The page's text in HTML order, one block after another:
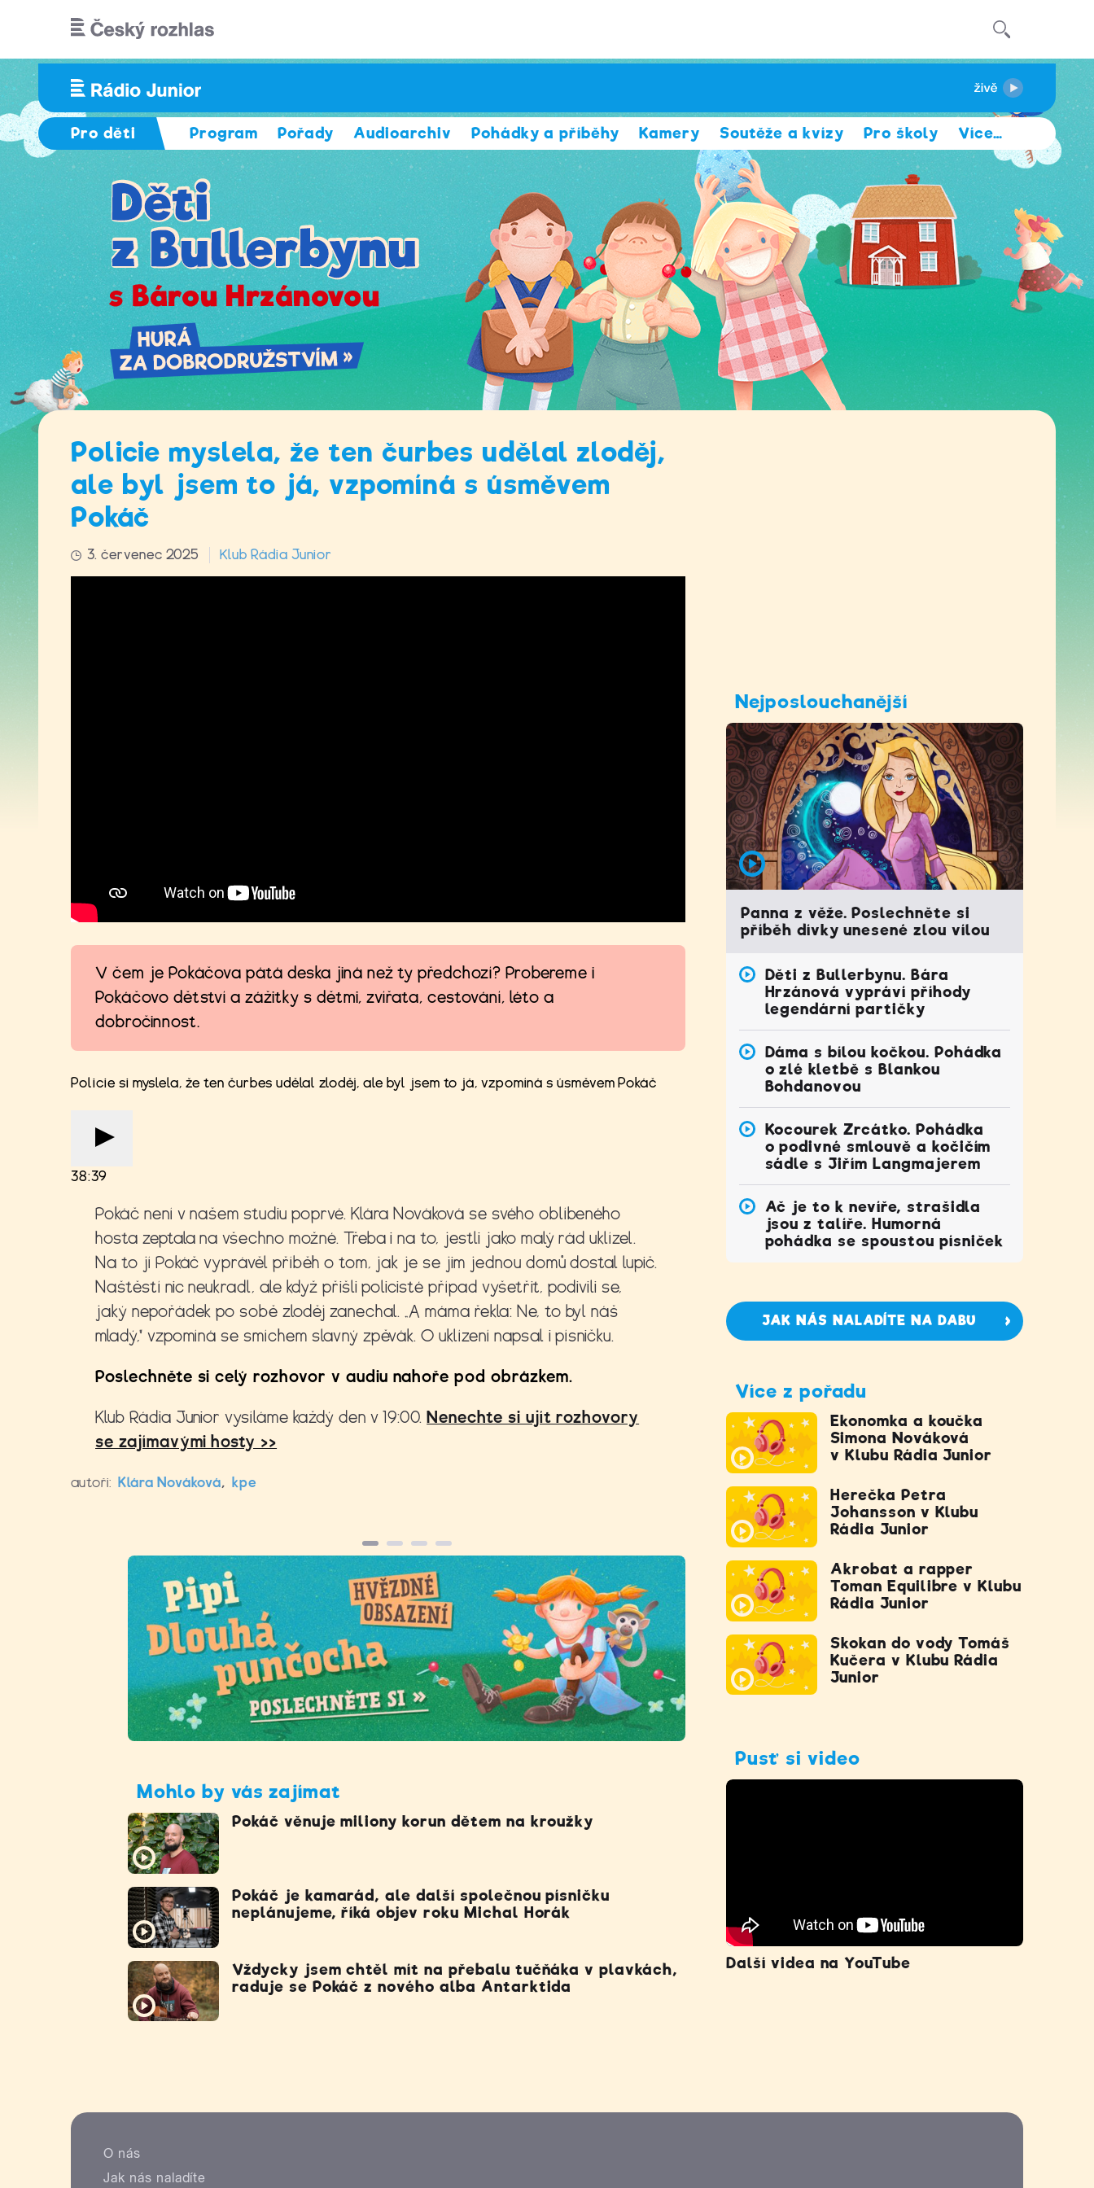
Pro děti Program Pořady Audioarchiv Pohádky a příběhy Kamery Soutěže a kvízy Pro školy Více…
Policie myslela, že ten čurbes udělal zloděj,
ale byl jsem to já, vzpomíná s úsměvem
Pokáč
3. červenec 2025 Klub Rádia Junior
V čem je Pokáčova pátá deska jiná než ty předchozí? Probereme i
Pokáčovo dětství a zážitky s dětmi, zvířata, cestování, léto a
dobročinnost.
Policie si myslela, že ten čurbes udělal zloděj, ale byl jsem to já, vzpomíná s úsměvem Pokáč
38:39
Pokáč není v našem studiu poprvé. Klára Nováková se svého oblíbeného
hosta zeptala na všechno možné. Třeba i na to, jestli jako malý rád uklízel.
Na to jí Pokáč vyprávěl příběh o tom, jak je se jim jednou domů dostal lupič.
Naštěstí nic neukradl, ale když přišli policisté případ vyšetřit, podivili se,
jaký nepořádek po sobě zloděj zanechal. „A máma řekla: Ne, to byl náš
mladý," vzpomíná se smíchem slavný zpěvák. O uklízení napsal i písničku.
Poslechněte si celý rozhovor v audiu nahoře pod obrázkem.
Klub Rádia Junior vysíláme každý den v 19:00.Nenechte si ujít rozhovory
se zajímavými hosty >>
autoři: Klára Nováková, kpe
Mohlo by vás zajímat
Pokáč věnuje miliony korun dětem na kroužky
Pokáč je kamarád, ale další společnou písničku
neplánujeme, říká objev roku Michal Horák
Vždycky jsem chtěl mít na přebalu tučňáka v plavkách,
raduje se Pokáč z nového alba Antarktida
Nejposlouchanější
Panna z věže. Poslechněte si
příběh dívky unesené zlou vílou
Děti z Bullerbynu. Bára
Hrzánová vypráví příhody
legendární partičky
Dáma s bílou kočkou. Pohádka
o zlé kletbě s Blankou
Bohdanovou
Kocourek Zrcátko. Pohádka
o podivné smlouvě a kočičím
sádle s Jiřím Langmajerem
Ač je to k nevíře, strašidla
jsou z talíře. Humorná
pohádka se spoustou písniček
JAK NÁS NALADÍTE NA DABU
Více z pořadu
Ekonomka a koučka
Simona Nováková
v Klubu Rádia Junior
Herečka Petra
Johansson v Klubu
Rádia Junior
Akrobat a rapper
Toman Equilibre v Klubu
Rádia Junior
Skokan do vody Tomáš
Kučera v Klubu Rádia
Junior
Pusť si video
Další videa na YouTube
O nás
Jak nás naladíte